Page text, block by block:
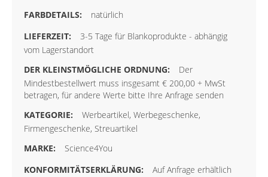
natürlich
3-5 Tage für Blankoprodukte - abhängig
vom Lagerstandort
Der
Mindestbestellwert muss insgesamt € 200,00 + MwSt
betragen, für andere Werte bitte Ihre Anfrage senden
Werbeartikel, Werbegeschenke,
Firmengeschenke, Streuartikel
Science4You
Auf Anfrage erhältlich